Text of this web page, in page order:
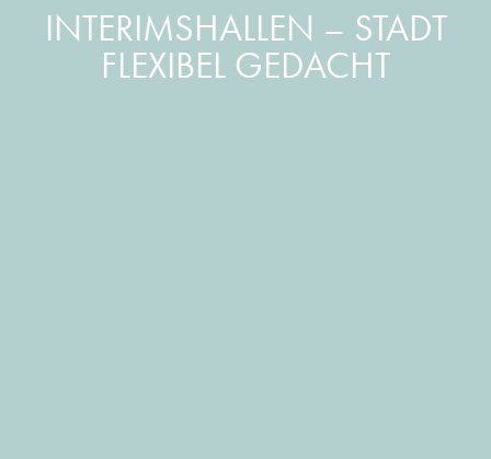
INTERIMSHALLEN – STADT
FLEXIBEL GEDACHT